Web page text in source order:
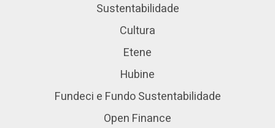
Sustentabilidade
Cultura
Etene
Hubine
Fundeci e Fundo Sustentabilidade
Open Finance